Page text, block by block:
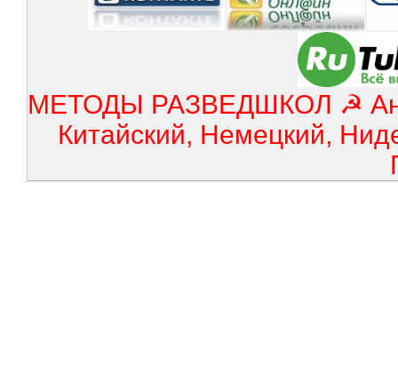
МЕТОДЫ РАЗВЕДШКОЛ ☭
Китайский, Немецкий,